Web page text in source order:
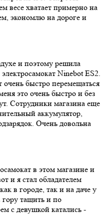
весе хватает примерно на
экономлю на дороге и
и поэтому решила
Ninebot ES2.
очень быстро перемещаться
это очень быстро и без
Сотрудники магазина еще
аккумулятор,
Очень довольна
в этом магазине и
и я стал обладателем
в городе, так и на даче у
гору тащить и по
с девушкой катались -